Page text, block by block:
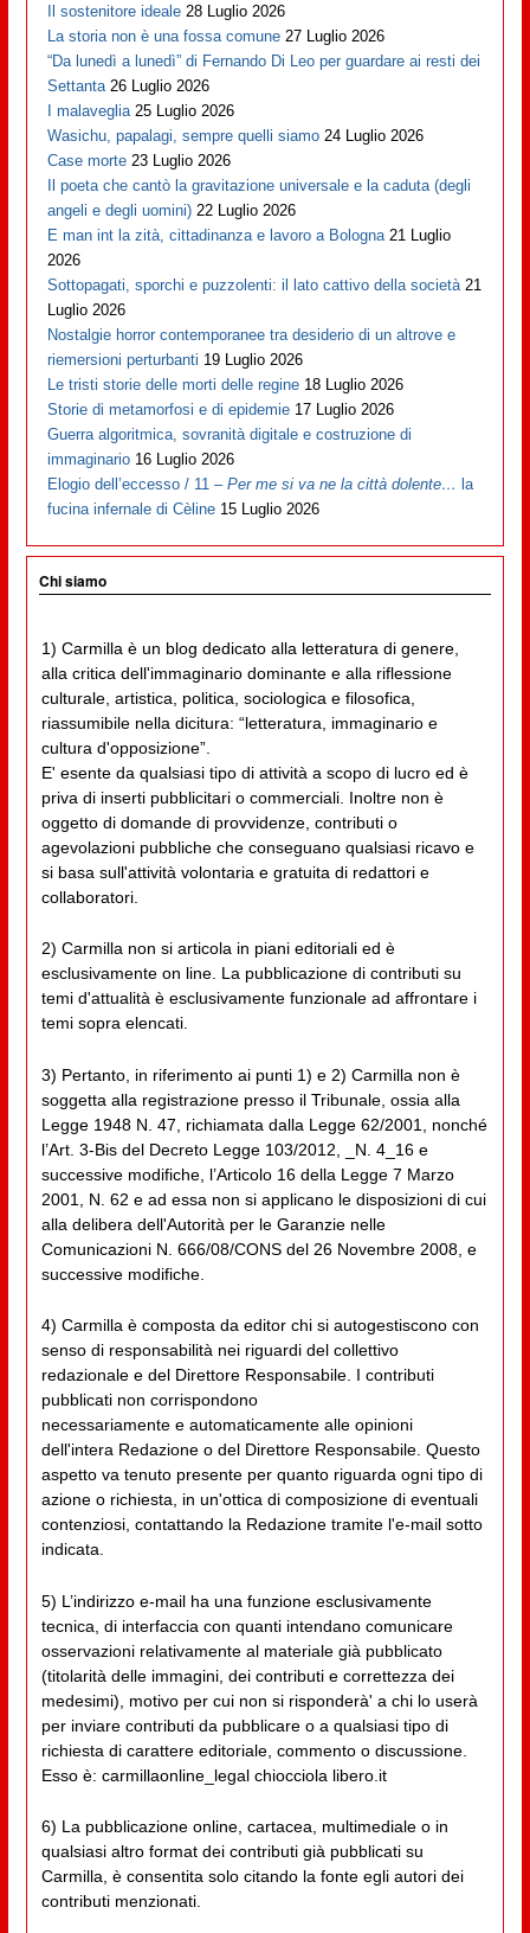
Il sostenitore ideale 28 Luglio 2026
La storia non è una fossa comune 27 Luglio 2026
“Da lunedì a lunedì” di Fernando Di Leo per guardare ai resti dei
Settanta 26 Luglio 2026
I malaveglia 25 Luglio 2026
Wasichu, papalagi, sempre quelli siamo 24 Luglio 2026
Case morte 23 Luglio 2026
Il poeta che cantò la gravitazione universale e la caduta (degli
angeli e degli uomini) 22 Luglio 2026
E man int la zità, cittadinanza e lavoro a Bologna 21 Luglio
2026
Sottopagati, sporchi e puzzolenti: il lato cattivo della società 21
Luglio 2026
Nostalgie horror contemporanee tra desiderio di un altrove e
riemersioni perturbanti 19 Luglio 2026
Le tristi storie delle morti delle regine 18 Luglio 2026
Storie di metamorfosi e di epidemie 17 Luglio 2026
Guerra algoritmica, sovranità digitale e costruzione di
immaginario 16 Luglio 2026
Elogio dell’eccesso / 11 –Per me si va ne la città dolente… la
fucina infernale di Cèline 15 Luglio 2026
Chi siamo
1) Carmilla è un blog dedicato alla letteratura di genere,
alla critica dell'immaginario dominante e alla riflessione
culturale, artistica, politica, sociologica e filosofica,
riassumibile nella dicitura: “letteratura, immaginario e
cultura d'opposizione”.
E' esente da qualsiasi tipo di attività a scopo di lucro ed è
priva di inserti pubblicitari o commerciali. Inoltre non è
oggetto di domande di provvidenze, contributi o
agevolazioni pubbliche che conseguano qualsiasi ricavo e
si basa sull'attività volontaria e gratuita di redattori e
collaboratori.
2) Carmilla non si articola in piani editoriali ed è
esclusivamente on line. La pubblicazione di contributi su
temi d'attualità è esclusivamente funzionale ad affrontare i
temi sopra elencati.
3) Pertanto, in riferimento ai punti 1) e 2) Carmilla non è
soggetta alla registrazione presso il Tribunale, ossia alla
Legge 1948 N. 47, richiamata dalla Legge 62/2001, nonché
l’Art. 3-Bis del Decreto Legge 103/2012, _N. 4_16 e
successive modifiche, l’Articolo 16 della Legge 7 Marzo
2001, N. 62 e ad essa non si applicano le disposizioni di cui
alla delibera dell'Autorità per le Garanzie nelle
Comunicazioni N. 666/08/CONS del 26 Novembre 2008, e
successive modifiche.
4) Carmilla è composta da editor chi si autogestiscono con
senso di responsabilità nei riguardi del collettivo
redazionale e del Direttore Responsabile. I contributi
pubblicati non corrispondono
necessariamente e automaticamente alle opinioni
dell'intera Redazione o del Direttore Responsabile. Questo
aspetto va tenuto presente per quanto riguarda ogni tipo di
azione o richiesta, in un'ottica di composizione di eventuali
contenziosi, contattando la Redazione tramite l'e-mail sotto
indicata.
5) L’indirizzo e-mail ha una funzione esclusivamente
tecnica, di interfaccia con quanti intendano comunicare
osservazioni relativamente al materiale già pubblicato
(titolarità delle immagini, dei contributi e correttezza dei
medesimi), motivo per cui non si risponderà' a chi lo userà
per inviare contributi da pubblicare o a qualsiasi tipo di
richiesta di carattere editoriale, commento o discussione.
Esso è: carmillaonline_legal chiocciola libero.it
6) La pubblicazione online, cartacea, multimediale o in
qualsiasi altro format dei contributi già pubblicati su
Carmilla, è consentita solo citando la fonte egli autori dei
contributi menzionati.